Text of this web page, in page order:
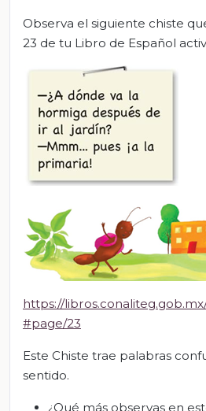
Observa el siguiente chiste
23 de tu Libro de Español
https://
#page/23
Este Chiste trae palabras
sentido.
¿Qué más observas en